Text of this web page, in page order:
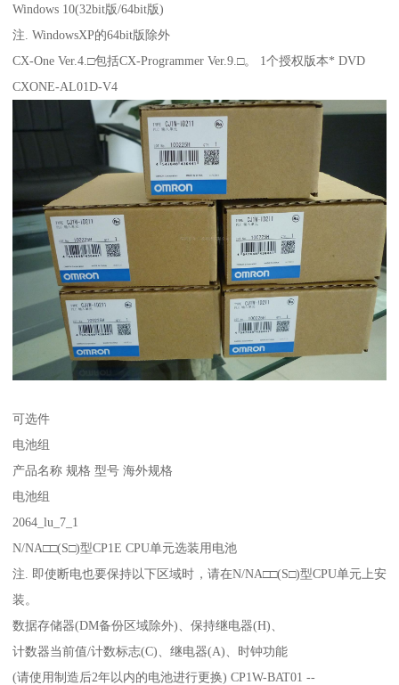
Windows 10(32bit版/64bit版)
注. WindowsXP的64bit版除外
CX-One Ver.4.□包括CX-Programmer Ver.9.□。 1个授权版本* DVD
CXONE-AL01D-V4
可选件
电池组
产品名称 规格 型号 海外规格
电池组
2064_lu_7_1
N/NA□□(S□)型CP1E CPU单元选装用电池
注. 即使断电也要保持以下区域时，请在N/NA□□(S□)型CPU单元上安
装。
数据存储器(DM备份区域除外)、保持继电器(H)、
计数器当前值/计数标志(C)、继电器(A)、时钟功能
(请使用制造后2年以内的电池进行更换) CP1W-BAT01 --